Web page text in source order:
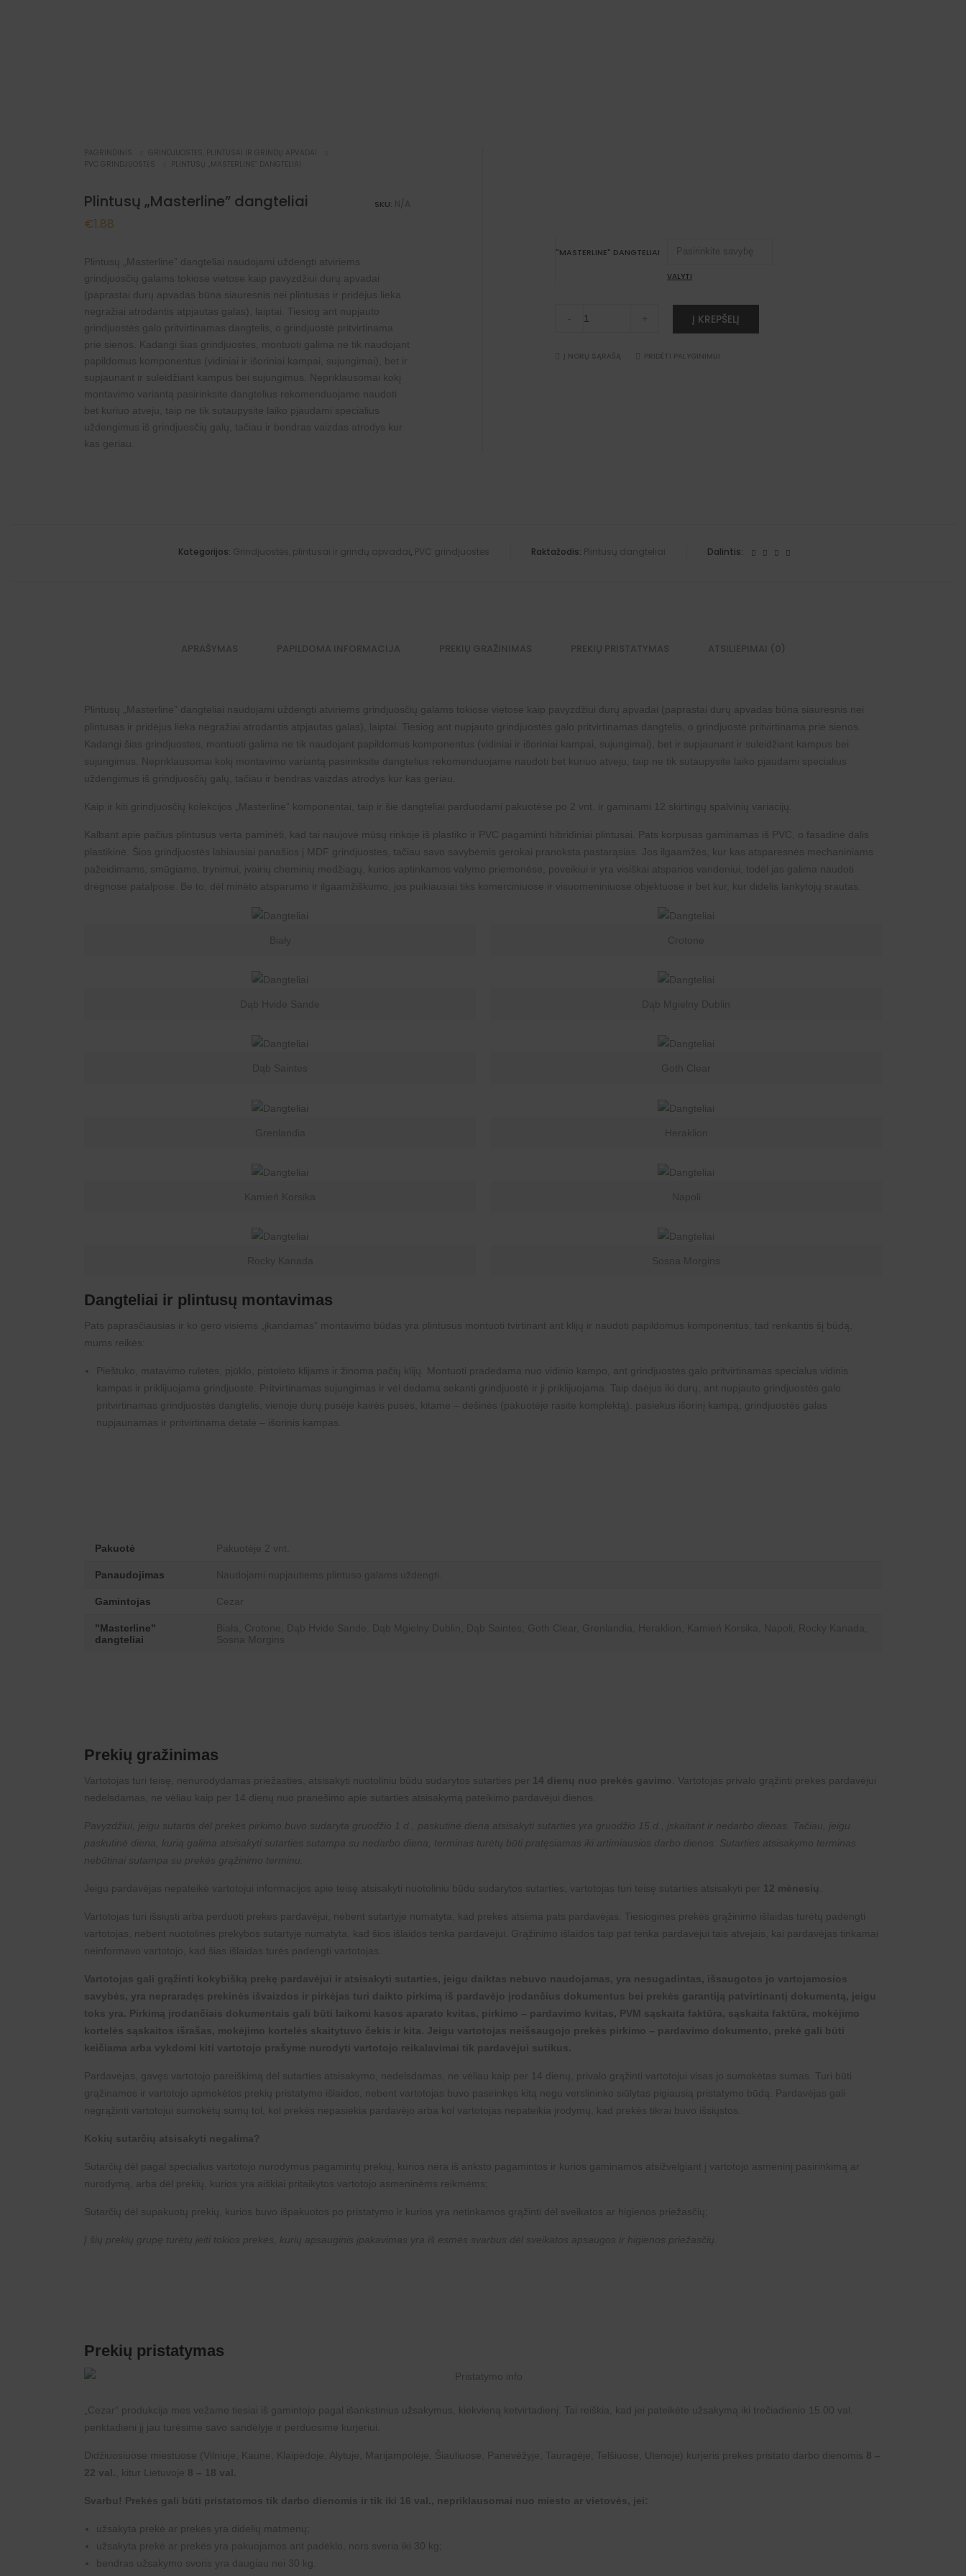
PAGRINDINIS
GRINDJUOSTĖS, PLINTUSAI IR GRINDŲ APVADAI
PVC GRINDJUOSTĖS
PLINTUSŲ „MASTERLINE” DANGTELIAI
Plintusų „Masterline” dangteliai
€1.88
SKU: N/A
Plintusų „Masterline” dangteliai naudojami uždengti atviriems
grindjuosčių galams tokiose vietose kaip pavyzdžiui durų apvadai
(paprastai durų apvadas būna siauresnis nei plintusas ir pridėjus lieka
negražiai atrodantis atpjautas galas), laiptai. Tiesiog ant nupjauto
grindjuostės galo pritvirtinamas dangtelis, o grindjuostė pritvirtinama
prie sienos. Kadangi šias grindjuostes, montuoti galima ne tik naudojant
papildomus komponentus (vidiniai ir išoriniai kampai sujungimai ), bet ir
supjaunant ir suleidžiant kampus bei sujungimus. Nepriklausomai kokį
montavimo variantą pasirinksite dangtelius rekomenduojame naudoti
bet kuriuo atveju, taip ne tik sutaupysite laiko pjaudami specialius
uždengimus iš grindjuosčių galų, tačiau ir bendras vaizdas atrodys kur
kas geriau.
"MASTERLINE" DANGTELIAI
VALYTI
"Masterline"
- + Į KREPŠELĮ
Į NORŲ SĄRAŠĄ PRIDĖTI PALYGINIMUI
Kategorijos: Grindjuostės, plintusai ir grindų apvadai, PVC grindjuostės Raktažodis: Plintusų dangteliai Dalintis:
APRAŠYMAS PAPILDOMA INFORMACIJA PREKIŲ GRAŽINIMAS PREKIŲ PRISTATYMAS ATSILIEPIMAI (0)
Plintusų „Masterline” dangteliai naudojami uždengti atviriems grindjuosčių galams tokiose vietose kaip pavyzdžiui durų apvadai (paprastai durų apvadas būna siauresnis nei
plintusas ir pridėjus lieka negražiai atrodantis atpjautas galas), laiptai. Tiesiog ant nupjauto grindjuostės galo pritvirtinamas dangtelis, o grindjuostė pritvirtinama prie sienos.
Kadangi šias grindjuostes, montuoti galima ne tik naudojant papildomus komponentus (vidiniai ir išoriniai kampai sujungimai ), bet ir supjaunant ir suleidžiant kampus bei
sujungimus. Nepriklausomai kokį montavimo variantą pasirinksite dangtelius rekomenduojame naudoti bet kuriuo atveju, taip ne tik sutaupysite laiko pjaudami specialius
uždengimus iš grindjuosčių galų, tačiau ir bendras vaizdas atrodys kur kas geriau.
Kaip ir kiti grindjuosčių kolekcijos „Masterline” komponentai, taip ir šie dangteliai parduodami pakuotėse po 2 vnt. ir gaminami 12 skirtingų spalvinių variacijų.
Kalbant apie pačius plintusus verta paminėti, kad tai naujovė mūsų rinkoje iš plastiko ir PVC pagaminti hibridiniai plintusai. Pats korpusas gaminamas iš PVC, o fasadinė dalis
plastikinė. Šios grindjuostės labiausiai panašios į MDF grindjuostes
, tačiau savo savybėmis gerokai pranoksta pastarąsias. Jos ilgaamžės, kur kas atsparesnės mechaniniams
pažeidimams, smūgiams, trynimui, įvairių cheminių medžiagų, kurios aptinkamos valymo priemonėse, poveikiui ir yra visiškai atsparios vandeniui, todėl jas galima naudoti
drėgnose patalpose. Be to, dėl minėto atsparumo ir ilgaamžiškumo, jos puikiausiai tiks komerciniuose ir visuomeniniuose objektuose ir bet kur, kur didelis lankytojų srautas.
Dangteliai ir plintusų montavimas
Pats paprasčiausias ir ko gero visiems „įkandamas” montavimo būdas yra plintusus montuoti tvirtinant ant klijų ir naudoti papildomus komponentus, tad renkantis šį būdą,
mums reikės:
Pieštuko, matavimo ruletės, pjūklo, pistoleto klijams ir žinoma pačių klijų
. Montuoti pradedama nuo vidinio kampo, ant grindjuostės galo pritvirtinamas specialus vidinis
kampas ir priklijuojama grindjuostė. Pritvirtinamas sujungimas ir vėl dedama sekanti grindjuostė ir ji priklijuojama. Taip daėjus iki durų, ant nupjauto grindjuostės galo
pritvirtinamas grindjuostės dangtelis, vienoje durų pusėje kairės pusės, kitame – dešinės (pakuotėje rasite komplektą). pasiekus išorinį kampą, grindjuostės galas
nupjaunamas ir pritvirtinama detalė – išorinis kampas.
Pakuotė Pakuotėje 2 vnt.
Panaudojimas
Gamintojas Cezar
"Masterline"
dangteliai
Prekių gražinimas
Vartotojas turi teisę, nenurodydamas priežasties, atsisakyti nuotoliniu būdu sudarytos sutarties per 14 dienų nuo prekės gavimo . Vartotojas privalo grąžinti prekes pardavėjui
nedelsdamas, ne vėliau kaip per 14 dienų nuo pranešimo apie sutarties atsisakymą pateikimo pardavėjui dienos.
Pavyzdžiui, jeigu sutartis dėl prekės pirkimo buvo sudaryta gruodžio 1 d., paskutinė diena atsisakyti sutarties yra gruodžio 15 d., įskaitant ir nedarbo dienas. Tačiau, jeigu
paskutinė diena, kurią galima atsisakyti sutarties sutampa su nedarbo diena, terminas turėtų būti pratęsiamas iki artimiausios darbo dienos. Sutarties atsisakymo terminas
nebūtinai sutampa su prekės grąžinimo terminu.
Jeigu pardavėjas nepateikė vartotojui informacijos apie teisę atsisakyti nuotoliniu būdu sudarytos sutarties, vartotojas turi teisę sutarties atsisakyti per 12 mėnesių
Vartotojas turi išsiųsti arba perduoti prekes pardavėjui, nebent sutartyje numatyta, kad prekes atsiima pats pardavėjas. Tiesiogines prekės grąžinimo išlaidas turėtų padengti
vartotojas, nebent nuotolinės prekybos sutartyje numatyta, kad šios išlaidos tenka pardavėjui. Grąžinimo išlaidos taip pat tenka pardavėjui tais atvejais, kai pardavėjas tinkamai
neinformavo vartotojo, kad šias išlaidas turės padengti vartotojas.
Vartotojas gali grąžinti kokybišką prekę pardavėjui ir atsisakyti sutarties, jeigu daiktas nebuvo naudojamas, yra nesugadintas, išsaugotos jo vartojamosios
savybės, yra nepraradęs prekinės išvaizdos ir pirkėjas turi daikto pirkimą iš pardavėjo įrodančius dokumentus bei prekės garantiją patvirtinantį dokumentą, jeigu
toks yra. Pirkimą įrodančiais dokumentais gali būti laikomi kasos aparato kvitas, pirkimo – pardavimo kvitas, PVM sąskaita faktūra, sąskaita faktūra, mokėjimo
kortelės sąskaitos išrašas, mokėjimo kortelės skaitytuvo čekis ir kita. Jeigu vartotojas neišsaugojo prekės pirkimo – pardavimo dokumento, prekė gali būti
keičiama arba vykdomi kiti vartotojo prašyme nurodyti vartotojo reikalavimai tik pardavėjui sutikus.
Pardavėjas, gavęs vartotojo pareiškimą dėl sutarties atsisakymo, nedelsdamas, ne vėliau kaip per 14 dienų, privalo grąžinti vartotojui visas jo sumokėtas sumas. Turi būti
grąžinamos ir vartotojo apmokėtos prekių pristatymo išlaidos, nebent vartotojas buvo pasirinkęs kitą negu verslininko siūlytas pigiausią pristatymo būdą. Pardavėjas gali
negrąžinti vartotojui sumokėtų sumų tol, kol prekės nepasiekia pardavėjo arba kol vartotojas nepateikia įrodymų, kad prekės tikrai buvo išsiųstos.
Kokių sutarčių atsisakyti negalima?
Sutarčių dėl pagal specialius vartotojo nurodymus pagamintų prekių, kurios nėra iš anksto pagamintos ir kurios gaminamos atsižvelgiant į vartotojo asmeninį pasirinkimą ar
nurodymą, arba dėl prekių, kurios yra aiškiai pritaikytos vartotojo asmeninėms reikmėms;
Sutarčių dėl supakuotų prekių, kurios buvo išpakuotos po pristatymo ir kurios yra netinkamos grąžinti dėl sveikatos ar higienos priežasčių;
Į šių prekių grupę turėtų įeiti tokios prekės, kurių apsauginis įpakavimas yra iš esmės svarbus dėl sveikatos apsaugos ir higienos priežasčių.
Prekių pristatymas
„Cezar “ produkcija mes vežame tiesiai iš gamintojo pagal išankstinius užsakymus, kiekvieną ketvirtadienį. Tai reiškia, kad jei pateikėte užsakymą iki trečiadienio 15.00 val.
penktadieni jį jau turėsime savo sandėlyje ir perduosime kurjeriui.
Didžiuosiuose miestuose (Vilniuje, Kaune, Klaipėdoje, Alytuje, Marijampolėje, Šiauliuose, Panevėžyje, Tauragėje, Telšiuose, Utenoje) kurjeris prekes pristato darbo dienomis 8 –
22 val. , kitur Lietuvoje 8 – 18 val.
Svarbu! Prekės gali būti pristatomos tik darbo dienomis ir tik iki 16 val., nepriklausomai nuo miesto ar vietovės, jei:
užsakyta prekė ar prekės yra didelių matmenų;
užsakyta prekė ar prekės yra pakuojamos ant padėklo, nors sveria iki 30 kg;
bendras užsakymo svoris yra daugiau nei 30 kg.